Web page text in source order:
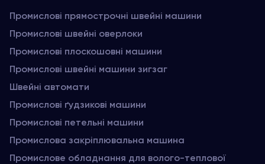
Промислові прямострочні швейні машини
Промислові швейні оверлоки
Промислові плоскошовні машини
Промислові швейні машини зигзаг
Швейні автомати
Промислові ґудзикові машини
Промислові петельні машини
Промислова закріплювальна машина
Промислове обладнання для волого-теплової